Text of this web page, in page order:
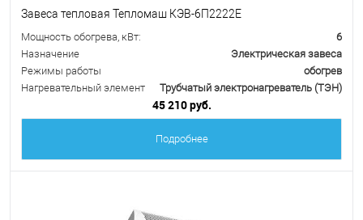
Завеса тепловая Тепломаш КЭВ-6П2222Е
Мощность обогрева, кВт:
6
Назначение
Электрическая завеса
Режимы работы
обогрев
Нагревательный элемент
Трубчатый электронагреватель (ТЭН)
45 210 руб.
Подробнее